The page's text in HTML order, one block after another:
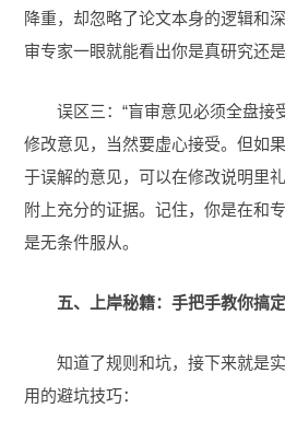
降重，却忽略了论文本身的逻辑和
审专家一眼就能看出你是真研究还是
误区三：“盲审意见必须全盘接
修改意见，当然要虚心接受。但如
于误解的意见，可以在修改说明里
附上充分的证据。记住，你是在和
是无条件服从。
五、上岸秘籍：手把手教你搞
知道了规则和坑，接下来就是
用的避坑技巧：